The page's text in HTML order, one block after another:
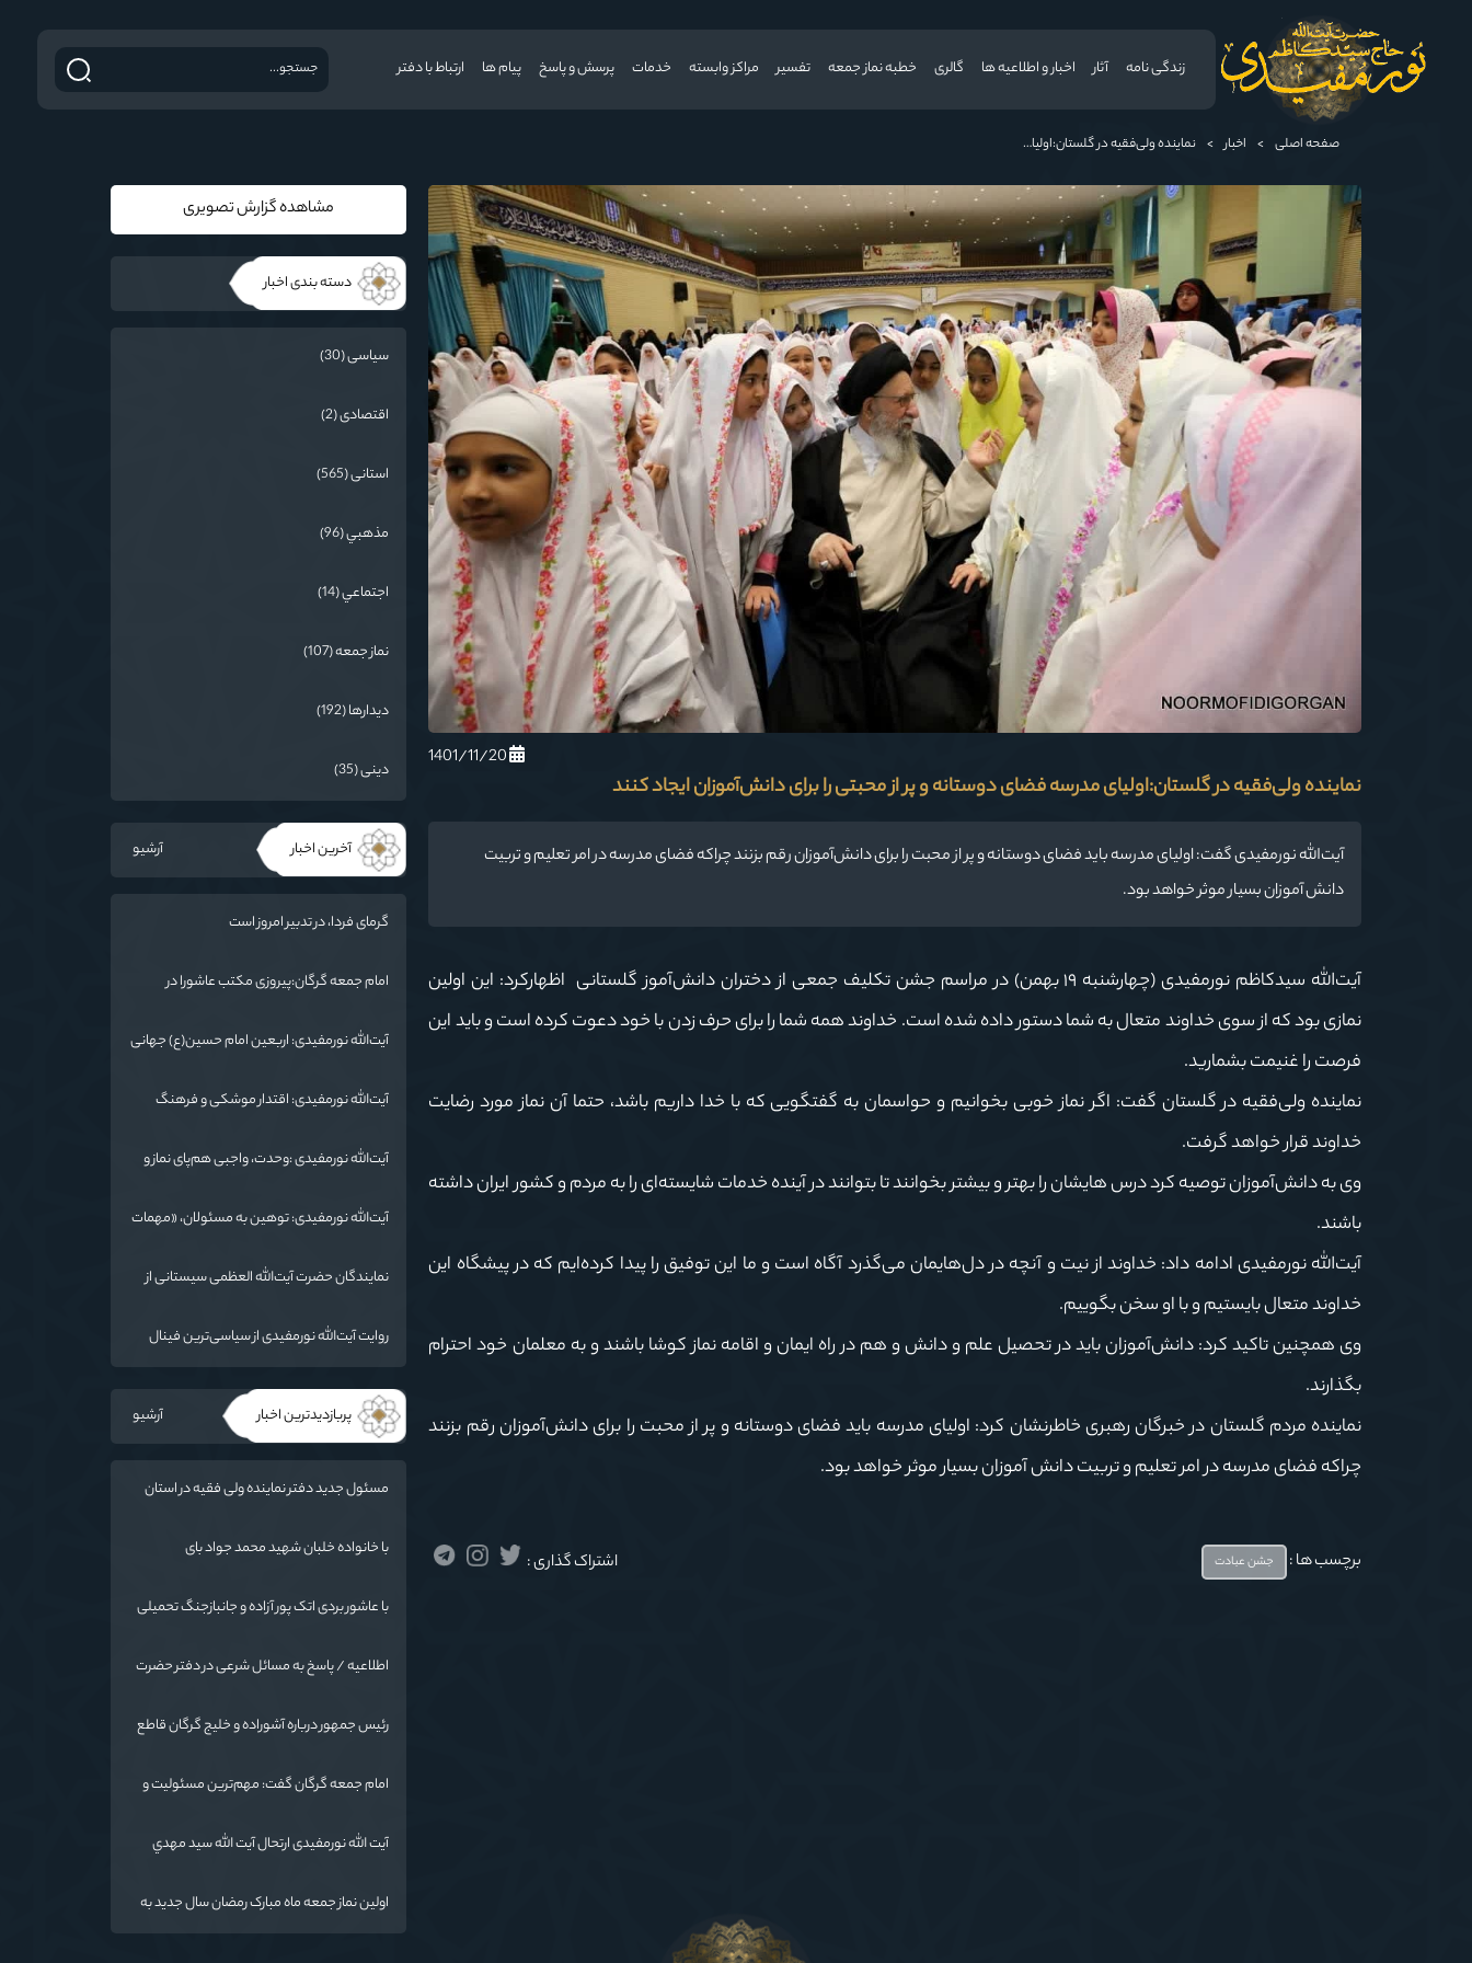
زندگی نامه آثار اخبار و اطلاعیه ها گالری خطبه نماز جمعه تفسیر مراکز وابسته خدمات پرسش و پاسخ پیام ها ارتباط با دفتر
صفحه اصلی > اخبار > نماینده ولی‌فقیه در گلستان:اولیای مدرسه فضای دوستانه‌ و پر از محبتی را برای دانش‌آموزان ایجاد کنند
1401/11/20
نماینده ولی‌فقیه در گلستان:اولیای مدرسه فضای دوستانه‌ و پر از محبتی را برای دانش‌آموزان ایجاد کنند
آیت‌الله نورمفیدی گفت: اولیای مدرسه باید فضای دوستانه و پر از محبت را برای دانش‌آموزان رقم بزنند چراکه فضای مدرسه در امر تعلیم و تربیت
دانش آموزان بسیار موثر خواهد بود.
آیت‌الله سیدکاظم نورمفیدی (چهارشنبه ۱۹ بهمن) در مراسم جشن تکلیف جمعی از دختران دانش‌آموز گلستانی اظهارکرد: این اولین‌
نمازی بود که از سوی خداوند متعال به شما دستور داده شده است. خداوند همه شما را برای حرف زدن با خود دعوت کرده است و باید این
فرصت را غنیمت بشمارید.
نماینده ولی‌فقیه در گلستان گفت: اگر نماز خوبی بخوانیم و حواسمان به گفتگویی که با خدا داریم باشد، حتما آن نماز مورد رضایت
خداوند قرار خواهد گرفت.
وی به دانش‌آموزان توصیه کرد درس هایشان را بهتر و بیشتر بخوانند تا بتوانند در آینده خدمات شایسته‌ای را به مردم و کشور ایران داشته
باشند.
آیت‌الله نورمفیدی ادامه داد: خداوند از نیت و آنچه در دل‌هایمان می‌گذرد آگاه است و ما این توفیق را پیدا کرده‌ایم که در پیشگاه این
خداوند متعال بایستیم و با او سخن بگوییم.
وی همچنین تاکید کرد: دانش‌آموزان باید در تحصیل علم و دانش و هم در راه ایمان و اقامه نماز کوشا باشند و به معلمان خود احترام
بگذارند.
نماینده مردم گلستان در خبرگان رهبری خاطرنشان کرد: اولیای مدرسه باید فضای دوستانه و پر از محبت را برای دانش‌آموزان رقم بزنند
چراکه فضای مدرسه در امر تعلیم و تربیت دانش آموزان بسیار موثر خواهد بود.
برچسب ها : جشن عبادت اشتراک گذاری :
مشاهده گزارش تصویری
دسته بندی اخبار
سیاسی (30)
اقتصادی (2)
استانی (565)
مذهبي (96)
اجتماعي (14)
نماز جمعه (107)
دیدارها (192)
دینی (35)
آخرین اخبار آرشیو
گرمای فردا، در تدبیر امروز است
امام جمعه گرگان:پیروزی مکتب عاشورا در
نمی‌شود
آیت‌الله نورمفیدی: اربعین امام حسین(ع) جهانی
تهمت به مسئولان حد شرعی دارد
آیت‌الله نورمفیدی: اقتدار موشکی و فرهنگ
تا ضرورت روایتگری جهانی
آیت‌الله نورمفیدی :وحدت، واجبی هم‌پای نماز و
آیت‌الله نورمفیدی: توهین به مسئولان، «مهمات
به جای جنگ است
نمایندگان حضرت آیت‌الله العظمی سیستانی از
کردند
روایت آیت‌الله نورمفیدی از سیاسی‌ترین فینال
می‌نشیند
پربازدیدترین اخبار
آرشیو
مسئول جدید دفتر نماینده ولی فقیه در استان
با خانواده خلبان شهید محمد جواد بای
با عاشور بردی اتک پور آزاده و جانبازجنگ تحمیلی
اطلاعیه / پاسخ به مسائل شرعی در دفتر حضرت
رئیس جمهور درباره آشوراده و خلیج گرگان قاطع
امام جمعه گرگان گفت: مهم‌ترین مسئولیت و
دانش‌آموزان، انسان‌سازی و تربیت نیروهای موثر
و مفید برای آینده ایران اسلامی است.
آیت الله نورمفیدی ارتحال آیت الله سيد مهدي
اولین نماز جمعه ماه مبارک رمضان سال جدید به